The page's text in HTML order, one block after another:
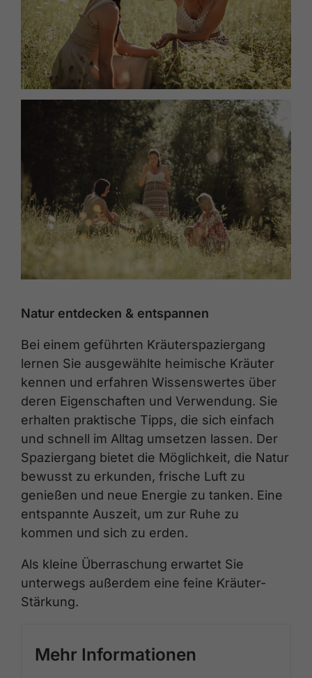
Natur entdecken & entspannen
Bei einem geführten Kräuterspaziergang
lernen Sie ausgewählte heimische Kräuter
kennen und erfahren Wissenswertes über
deren Eigenschaften und Verwendung. Sie
erhalten praktische Tipps, die sich einfach
und schnell im Alltag umsetzen lassen. Der
Spaziergang bietet die Möglichkeit, die Natur
bewusst zu erkunden, frische Luft zu
genießen und neue Energie zu tanken. Eine
entspannte Auszeit, um zur Ruhe zu
kommen und sich zu erden.
Als kleine Überraschung erwartet Sie
unterwegs außerdem eine feine Kräuter-
Stärkung.
Mehr Informationen